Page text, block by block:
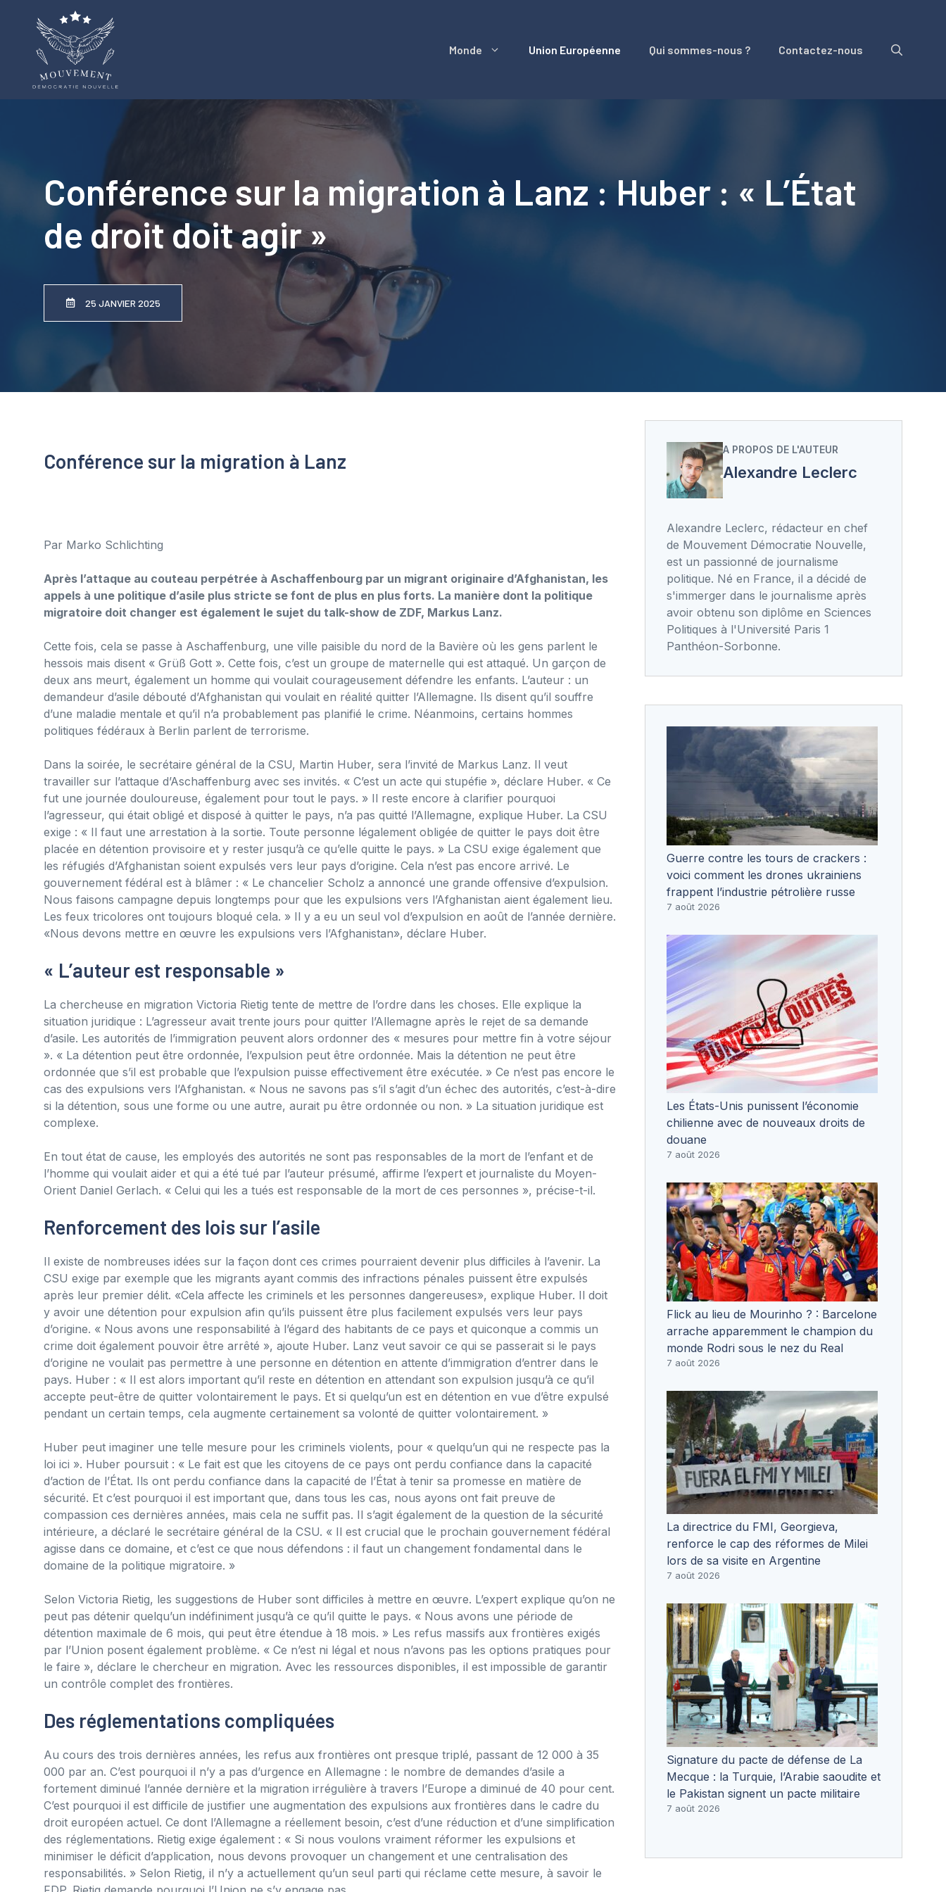
Monde Union Européenne Qui sommes-nous ? Contactez-nous
Conférence sur la migration à Lanz : Huber : « L’État
de droit doit agir »
25 JANVIER 2025
Conférence sur la migration à Lanz
Par Marko Schlichting
Après l’attaque au couteau perpétrée à Aschaffenbourg par un migrant originaire d’Afghanistan, les
appels à une politique d’asile plus stricte se font de plus en plus forts. La manière dont la politique
migratoire doit changer est également le sujet du talk-show de ZDF, Markus Lanz.
Cette fois, cela se passe à Aschaffenburg, une ville paisible du nord de la Bavière où les gens parlent le
hessois mais disent « Grüß Gott ». Cette fois, c’est un groupe de maternelle qui est attaqué. Un garçon de
deux ans meurt, également un homme qui voulait courageusement défendre les enfants. L’auteur : un
demandeur d’asile débouté d’Afghanistan qui voulait en réalité quitter l’Allemagne. Ils disent qu’il souffre
d’une maladie mentale et qu’il n’a probablement pas planifié le crime. Néanmoins, certains hommes
politiques fédéraux à Berlin parlent de terrorisme.
Dans la soirée, le secrétaire général de la CSU, Martin Huber, sera l’invité de Markus Lanz. Il veut
travailler sur l’attaque d’Aschaffenburg avec ses invités. « C’est un acte qui stupéfie », déclare Huber. « Ce
fut une journée douloureuse, également pour tout le pays. » Il reste encore à clarifier pourquoi
l’agresseur, qui était obligé et disposé à quitter le pays, n’a pas quitté l’Allemagne, explique Huber. La CSU
exige : « Il faut une arrestation à la sortie. Toute personne légalement obligée de quitter le pays doit être
placée en détention provisoire et y rester jusqu’à ce qu’elle quitte le pays. » La CSU exige également que
les réfugiés d’Afghanistan soient expulsés vers leur pays d’origine. Cela n’est pas encore arrivé. Le
gouvernement fédéral est à blâmer : « Le chancelier Scholz a annoncé une grande offensive d’expulsion.
Nous faisons campagne depuis longtemps pour que les expulsions vers l’Afghanistan aient également lieu.
Les feux tricolores ont toujours bloqué cela. » Il y a eu un seul vol d’expulsion en août de l’année dernière.
«Nous devons mettre en œuvre les expulsions vers l’Afghanistan», déclare Huber.
« L’auteur est responsable »
La chercheuse en migration Victoria Rietig tente de mettre de l’ordre dans les choses. Elle explique la
situation juridique : L’agresseur avait trente jours pour quitter l’Allemagne après le rejet de sa demande
d’asile. Les autorités de l’immigration peuvent alors ordonner des « mesures pour mettre fin à votre séjour
». « La détention peut être ordonnée, l’expulsion peut être ordonnée. Mais la détention ne peut être
ordonnée que s’il est probable que l’expulsion puisse effectivement être exécutée. » Ce n’est pas encore le
cas des expulsions vers l’Afghanistan. « Nous ne savons pas s’il s’agit d’un échec des autorités, c’est-à-dire
si la détention, sous une forme ou une autre, aurait pu être ordonnée ou non. » La situation juridique est
complexe.
En tout état de cause, les employés des autorités ne sont pas responsables de la mort de l’enfant et de
l’homme qui voulait aider et qui a été tué par l’auteur présumé, affirme l’expert et journaliste du Moyen-
Orient Daniel Gerlach. « Celui qui les a tués est responsable de la mort de ces personnes », précise-t-il.
Renforcement des lois sur l’asile
Il existe de nombreuses idées sur la façon dont ces crimes pourraient devenir plus difficiles à l’avenir. La
CSU exige par exemple que les migrants ayant commis des infractions pénales puissent être expulsés
après leur premier délit. «Cela affecte les criminels et les personnes dangereuses», explique Huber. Il doit
y avoir une détention pour expulsion afin qu’ils puissent être plus facilement expulsés vers leur pays
d’origine. « Nous avons une responsabilité à l’égard des habitants de ce pays et quiconque a commis un
crime doit également pouvoir être arrêté », ajoute Huber. Lanz veut savoir ce qui se passerait si le pays
d’origine ne voulait pas permettre à une personne en détention en attente d’immigration d’entrer dans le
pays. Huber : « Il est alors important qu’il reste en détention en attendant son expulsion jusqu’à ce qu’il
accepte peut-être de quitter volontairement le pays. Et si quelqu’un est en détention en vue d’être expulsé
pendant un certain temps, cela augmente certainement sa volonté de quitter volontairement. »
Huber peut imaginer une telle mesure pour les criminels violents, pour « quelqu’un qui ne respecte pas la
loi ici ». Huber poursuit : « Le fait est que les citoyens de ce pays ont perdu confiance dans la capacité
d’action de l’État. Ils ont perdu confiance dans la capacité de l’État à tenir sa promesse en matière de
sécurité. Et c’est pourquoi il est important que, dans tous les cas, nous ayons ont fait preuve de
compassion ces dernières années, mais cela ne suffit pas. Il s’agit également de la question de la sécurité
intérieure, a déclaré le secrétaire général de la CSU. « Il est crucial que le prochain gouvernement fédéral
agisse dans ce domaine, et c’est ce que nous défendons : il faut un changement fondamental dans le
domaine de la politique migratoire. »
Selon Victoria Rietig, les suggestions de Huber sont difficiles à mettre en œuvre. L’expert explique qu’on ne
peut pas détenir quelqu’un indéfiniment jusqu’à ce qu’il quitte le pays. « Nous avons une période de
détention maximale de 6 mois, qui peut être étendue à 18 mois. » Les refus massifs aux frontières exigés
par l’Union posent également problème. « Ce n’est ni légal et nous n’avons pas les options pratiques pour
le faire », déclare le chercheur en migration. Avec les ressources disponibles, il est impossible de garantir
un contrôle complet des frontières.
Des réglementations compliquées
Au cours des trois dernières années, les refus aux frontières ont presque triplé, passant de 12 000 à 35
000 par an. C’est pourquoi il n’y a pas d’urgence en Allemagne : le nombre de demandes d’asile a
fortement diminué l’année dernière et la migration irrégulière à travers l’Europe a diminué de 40 pour cent.
C’est pourquoi il est difficile de justifier une augmentation des expulsions aux frontières dans le cadre du
droit européen actuel. Ce dont l’Allemagne a réellement besoin, c’est d’une réduction et d’une simplification
des réglementations. Rietig exige également : « Si nous voulons vraiment réformer les expulsions et
minimiser le déficit d’application, nous devons provoquer un changement et une centralisation des
responsabilités. » Selon Rietig, il n’y a actuellement qu’un seul parti qui réclame cette mesure, à savoir le
A PROPOS DE L'AUTEUR
Alexandre Leclerc
Alexandre Leclerc, rédacteur en chef
de Mouvement Démocratie Nouvelle,
est un passionné de journalisme
politique. Né en France, il a décidé de
s'immerger dans le journalisme après
avoir obtenu son diplôme en Sciences
Politiques à l'Université Paris 1
Panthéon-Sorbonne.
Guerre contre les tours de crackers :
voici comment les drones ukrainiens
frappent l’industrie pétrolière russe
7 août 2026
Les États-Unis punissent l’économie
chilienne avec de nouveaux droits de
douane
7 août 2026
Flick au lieu de Mourinho ? : Barcelone
arrache apparemment le champion du
monde Rodri sous le nez du Real
7 août 2026
La directrice du FMI, Georgieva,
renforce le cap des réformes de Milei
lors de sa visite en Argentine
7 août 2026
Signature du pacte de défense de La
Mecque : la Turquie, l’Arabie saoudite et
le Pakistan signent un pacte militaire
7 août 2026